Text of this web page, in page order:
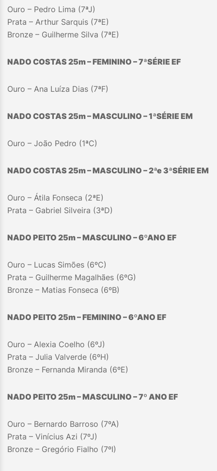
Ouro – Pedro Lima (7ªJ)
Prata – Arthur Sarquis (7ªE)
Bronze – Guilherme Silva (7ªE)
NADO COSTAS 25m – FEMININO – 7ªSÉRIE EF
Ouro – Ana Luíza Dias (7ªF)
NADO COSTAS 25m – MASCULINO – 1ªSÉRIE EM
Ouro – João Pedro (1ªC)
NADO COSTAS 25m – MASCULINO – 2ªe 3ªSÉRIE EM
Ouro – Átila Fonseca (2ªE)
Prata – Gabriel Silveira (3ªD)
NADO PEITO 25m – MASCULINO – 6ºANO EF
Ouro – Lucas Simões (6ºC)
Prata – Guilherme Magalhães (6ºG)
Bronze – Matias Fonseca (6ºB)
NADO PEITO 25m – FEMININO – 6ºANO EF
Ouro – Alexia Coelho (6ºJ)
Prata – Julia Valverde (6ºH)
Bronze – Fernanda Miranda (6ºE)
NADO PEITO 25m – MASCULINO – 7º ANO EF
Ouro – Bernardo Barroso (7ºA)
Prata – Vinícius Azi (7ºJ)
Bronze – Gregório Fialho (7ºI)